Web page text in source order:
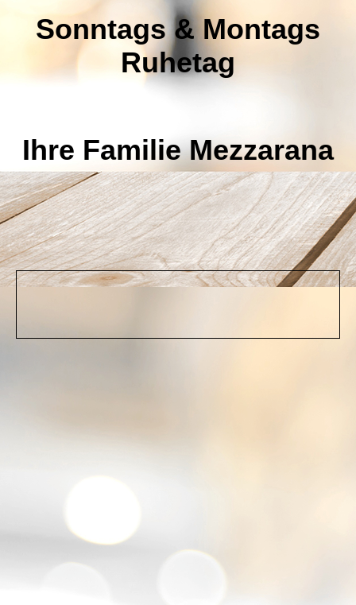
Sonntags & Montags
Ruhetag
Ihre Familie Mezzarana